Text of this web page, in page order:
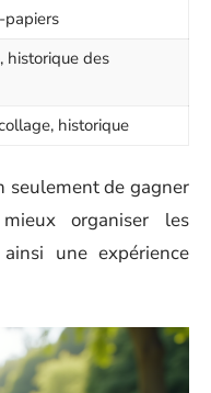
papiers
historique des
historique
seulement de gagner
organiser les
une expérience